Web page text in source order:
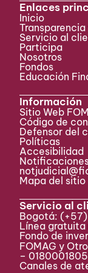
Enlaces
Inicio
Servicio al
Participa ​
Nosotros
Fondos
Educación
Información
Sitio Web
Código de
Defensor del
Políticas
Accesibilidad
Mapa del sitio
Servicio al
Bogotá:
Línea gratuita
Fondo de
FOMAG y
–
Canales de